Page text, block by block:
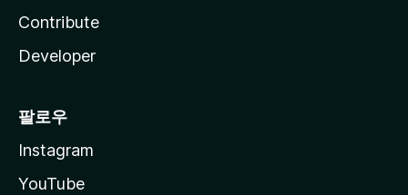
Contribute
Developer
팔로우
Instagram
YouTube